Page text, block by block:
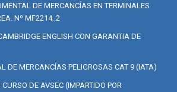
DE MERCANCÍAS EN TERMINALES
Nº MF2214_2
ENGLISH CON GARANTIA DE
DE MERCANCÍAS PELIGROSAS CAT 9 (IATA)
CURSO DE AVSEC (IMPARTIDO POR